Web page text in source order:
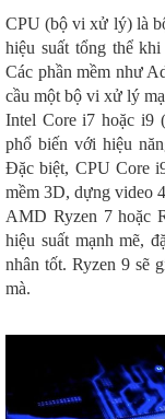
CPU (bộ vi xử lý) là
hiệu suất tổng thể
Các phần mềm như
cầu một bộ vi xử lý
Intel Core i7 hoặc i9
phổ biến với hiệu
Đặc biệt, CPU Core
mềm 3D, dựng video
AMD Ryzen 7 hoặc
hiệu suất mạnh mẽ,
nhân tốt. Ryzen 9 sẽ
mà.